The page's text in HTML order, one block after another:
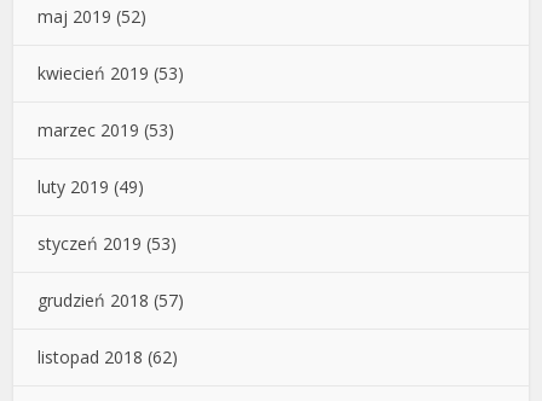
maj 2019 (52)
kwiecień 2019 (53)
marzec 2019 (53)
luty 2019 (49)
styczeń 2019 (53)
grudzień 2018 (57)
listopad 2018 (62)